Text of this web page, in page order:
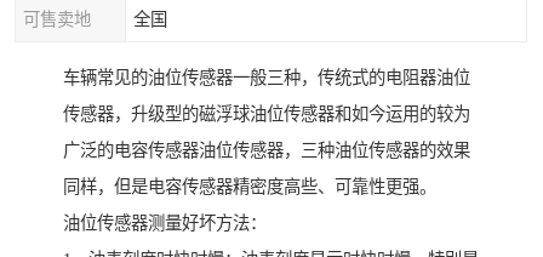
可售卖地 全国
车辆常见的油位传感器一般三种，传统式的电阻器油位
传感器，升级型的磁浮球油位传感器和如今运用的较为
广泛的电容传感器油位传感器，三种油位传感器的效果
同样，但是电容传感器精密度高些、可靠性更强。
油位传感器测量好坏方法：